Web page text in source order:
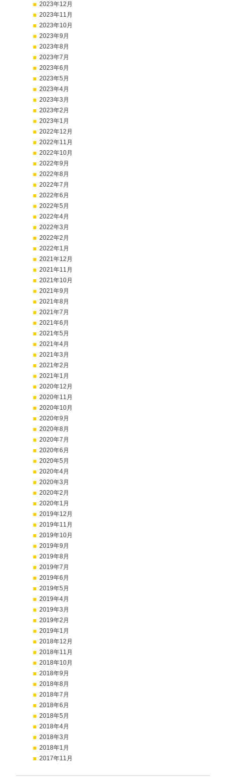
2023年12月
2023年11月
2023年10月
2023年9月
2023年8月
2023年7月
2023年6月
2023年5月
2023年4月
2023年3月
2023年2月
2023年1月
2022年12月
2022年11月
2022年10月
2022年9月
2022年8月
2022年7月
2022年6月
2022年5月
2022年4月
2022年3月
2022年2月
2022年1月
2021年12月
2021年11月
2021年10月
2021年9月
2021年8月
2021年7月
2021年6月
2021年5月
2021年4月
2021年3月
2021年2月
2021年1月
2020年12月
2020年11月
2020年10月
2020年9月
2020年8月
2020年7月
2020年6月
2020年5月
2020年4月
2020年3月
2020年2月
2020年1月
2019年12月
2019年11月
2019年10月
2019年9月
2019年8月
2019年7月
2019年6月
2019年5月
2019年4月
2019年3月
2019年2月
2019年1月
2018年12月
2018年11月
2018年10月
2018年9月
2018年8月
2018年7月
2018年6月
2018年5月
2018年4月
2018年3月
2018年1月
2017年11月